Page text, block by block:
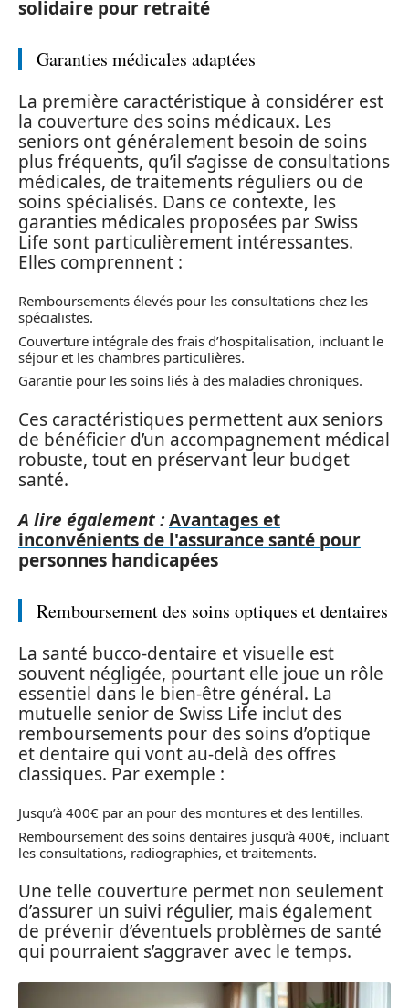
solidaire pour retraité
Garanties médicales adaptées
La première caractéristique à considérer est
la couverture des soins médicaux. Les
seniors ont généralement besoin de soins
plus fréquents, qu’il s’agisse de consultations
médicales, de traitements réguliers ou de
soins spécialisés. Dans ce contexte, les
garanties médicales proposées par Swiss
Life sont particulièrement intéressantes.
Elles comprennent :
Remboursements élevés pour les consultations chez les
spécialistes.
Couverture intégrale des frais d’hospitalisation, incluant le
séjour et les chambres particulières.
Garantie pour les soins liés à des maladies chroniques.
Ces caractéristiques permettent aux seniors
de bénéficier d’un accompagnement médical
robuste, tout en préservant leur budget
santé.
A lire également :Avantages et
inconvénients de l'assurance santé pour
personnes handicapées
Remboursement des soins optiques et dentaires
La santé bucco-dentaire et visuelle est
souvent négligée, pourtant elle joue un rôle
essentiel dans le bien-être général. La
mutuelle senior de Swiss Life inclut des
remboursements pour des soins d’optique
et dentaire qui vont au-delà des offres
classiques. Par exemple :
Jusqu’à 400€ par an pour des montures et des lentilles.
Remboursement des soins dentaires jusqu’à 400€, incluant
les consultations, radiographies, et traitements.
Une telle couverture permet non seulement
d’assurer un suivi régulier, mais également
de prévenir d’éventuels problèmes de santé
qui pourraient s’aggraver avec le temps.